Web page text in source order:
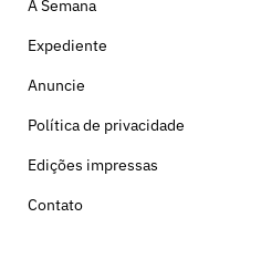
A Semana
Expediente
Anuncie
Política de privacidade
Edições impressas
Contato